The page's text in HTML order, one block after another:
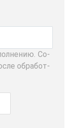
Со­
об­ра­бот­